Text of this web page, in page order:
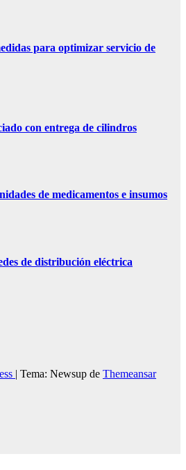
para optimizar servicio de
con entrega de cilindros
de medicamentos e insumos
de distribución eléctrica
| Tema: Newsup de Themeansar